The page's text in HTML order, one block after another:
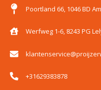
Poortland 66, 1046 BD
Werfweg 1-6, 8243 PG
+31629383878